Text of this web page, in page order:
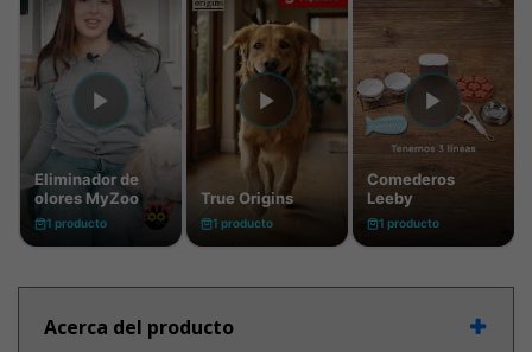
Acerca del producto